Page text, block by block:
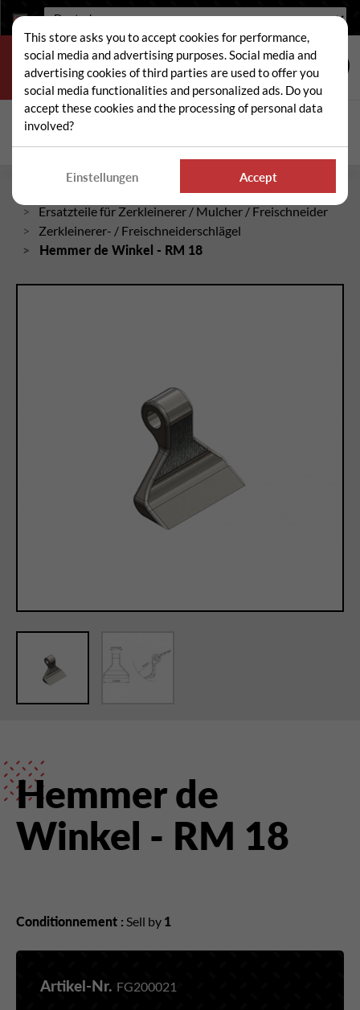
Sprache:
Suche
Ersatzteile für Zerkleinerer / Mulcher / Freischneider
Zerkleinerer- / Freischneiderschlägel
Hemmer de Winkel - RM 18
Hemmer de
Winkel - RM 18
Conditionnement : Sell by 1
Artikel-Nr. FG200021
This store asks you to accept cookies for performance,
social media and advertising purposes. Social media and
advertising cookies of third parties are used to offer you
social media functionalities and personalized ads. Do you
accept these cookies and the processing of personal data
involved?
Einstellungen Accept